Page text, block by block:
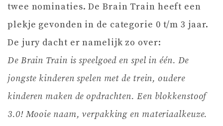
twee nominaties. De Brain Train heeft een
plekje gevonden in de categorie 0 t/m 3 jaar.
De jury dacht er namelijk zo over:
De Brain Train is speelgoed en spel in één. De
jongste kinderen spelen met de trein, oudere
kinderen maken de opdrachten. Een blokkenstoof
3.0! Mooie naam, verpakking en materiaalkeuze.